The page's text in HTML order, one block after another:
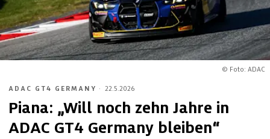
© Foto: ADAC
ADAC GT4 GERMANY · 22.5.2026
Piana: „Will noch zehn Jahre in
ADAC GT4 Germany bleiben“